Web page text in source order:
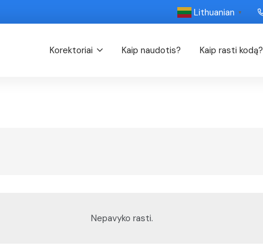
Lithuanian ▼
Korektoriai Kaip naudotis? Kaip rasti kodą?
Nepavyko rasti.